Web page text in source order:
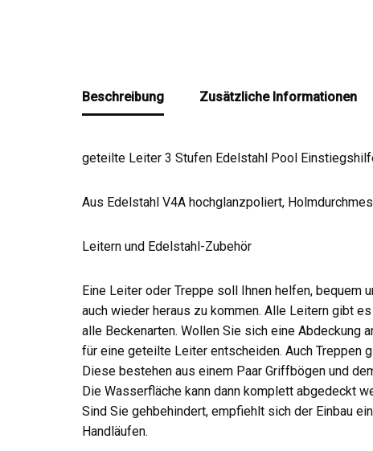
Beschreibung Zusätzliche Informationen
geteilte Leiter 3 Stufen Edelstahl Pool
Aus Edelstahl V4A hochglanzpoliert,
Leitern und Edelstahl-Zubehör
Eine Leiter oder Treppe soll Ihnen helfen, bequem
auch wieder heraus zu kommen. Alle Leitern gibt
alle Beckenarten. Wollen Sie sich eine Abdeckung
für eine geteilte Leiter entscheiden. Auch Treppen
Diese bestehen aus einem Paar Griffbögen und
Die Wasserfläche kann dann komplett abgedeckt
Sind Sie gehbehindert, empfiehlt sich der Einbau
Handläufen.